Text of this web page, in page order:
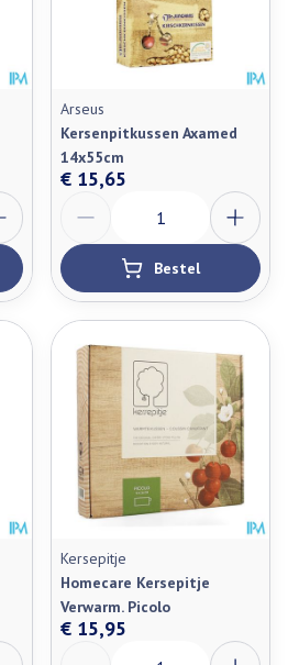
Arseus
Kersenpitkussen Axamed
14x55cm
€ 15,65
Bestel
Kersepitje
Homecare Kersepitje
Verwarm. Picolo
€ 15,95